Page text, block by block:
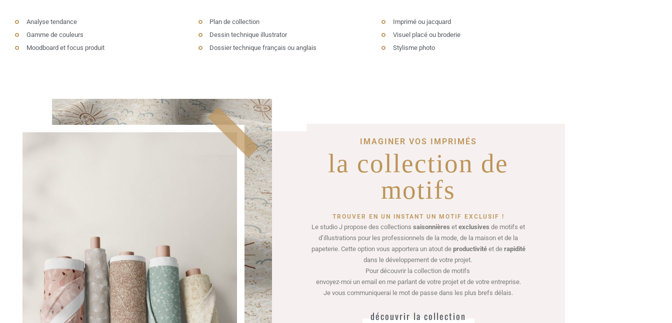
Analyse tendance
Gamme de couleurs
Moodboard et focus produit
Plan de collection
Dessin technique illustrator
Dossier technique français ou anglais
Imprimé ou jacquard
Visuel placé ou broderie
Stylisme photo
IMAGINER VOS IMPRIMÉS
la collection de
motifs
TROUVER EN UN INSTANT UN MOTIF EXCLUSIF !
Le studio J propose des collectionssaisonnières etexclusivesde motifs et
d’illustrations pour les professionnels de la mode, de la maison et de la
papeterie. Cette option vous apportera un atout de productivitéet de rapidité
dans le développement de votre projet.
Pour découvrir la collection de motifs
envoyez-moi un email en me parlant de votre projet et de votre entreprise.
Je vous communiquerai le mot de passe dans les plus brefs délais.
découvrir la collection